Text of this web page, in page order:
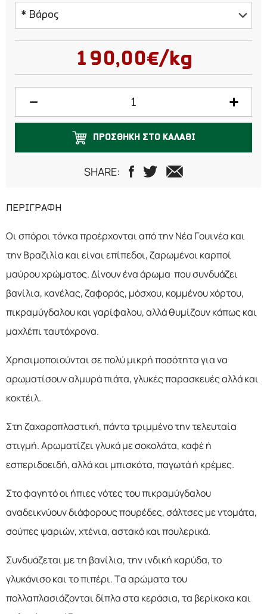
* Βάρος
25 γραμμάρια
50 γραμμάρια
100 γραμμάρια
125 γραμμάρια
190,00€/kg
ΠΡΟΣΘΗΚΗ ΣΤΟ ΚΑΛΑΘΙ
SHARE:
ΠΕΡΙΓΡΑΦΗ
Οι σπόροι τόνκα προέρχονται από την Νέα Γουινέα και
την Βραζιλία και είναι επίπεδοι, ζαρωμένοι καρποί
μαύρου χρώματος. Δίνουν ένα άρωμα που συνδυάζει
βανίλια, κανέλας, ζαφοράς, μόσχου, κομμένου χόρτου,
πικραμύγδαλου και γαρίφαλου, αλλά θυμίζουν κάπως και
μαχλέπι ταυτόχρονα.
Χρησιμοποιούνται σε πολύ μικρή ποσότητα για να
αρωματίσουν αλμυρά πιάτα, γλυκές παρασκευές αλλά και
κοκτέιλ.
Στη ζαχαροπλαστική, πάντα τριμμένο την τελευταία
στιγμή. Αρωματίζει γλυκά με σοκολάτα, καφέ ή
εσπεριδοειδή, αλλά και μπισκότα, παγωτά ή κρέμες.
Στο φαγητό οι ήπιες νότες του πικραμύγδαλου
αναδεικνύουν διάφορους πουρέδες, σάλτσες με ντομάτα,
σούπες ψαριών, χτένια, αστακό και πουλερικά.
Συνδυάζεται με τη βανίλια, την ινδική καρύδα, το
γλυκάνισο και το πιπέρι. Τα αρώματα του
πολλαπλασιάζονται δίπλα στα κεράσια, τα βερίκοκα και